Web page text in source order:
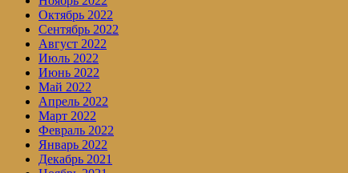
Октябрь 2022
Сентябрь 2022
Август 2022
Июль 2022
Июнь 2022
Май 2022
Апрель 2022
Март 2022
Февраль 2022
Январь 2022
Декабрь 2021